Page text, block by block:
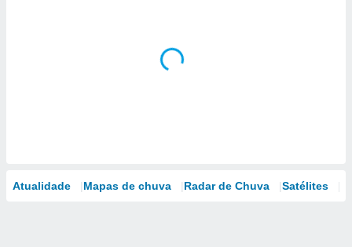
Atualidade Mapas de chuva Radar de Chuva Satélites